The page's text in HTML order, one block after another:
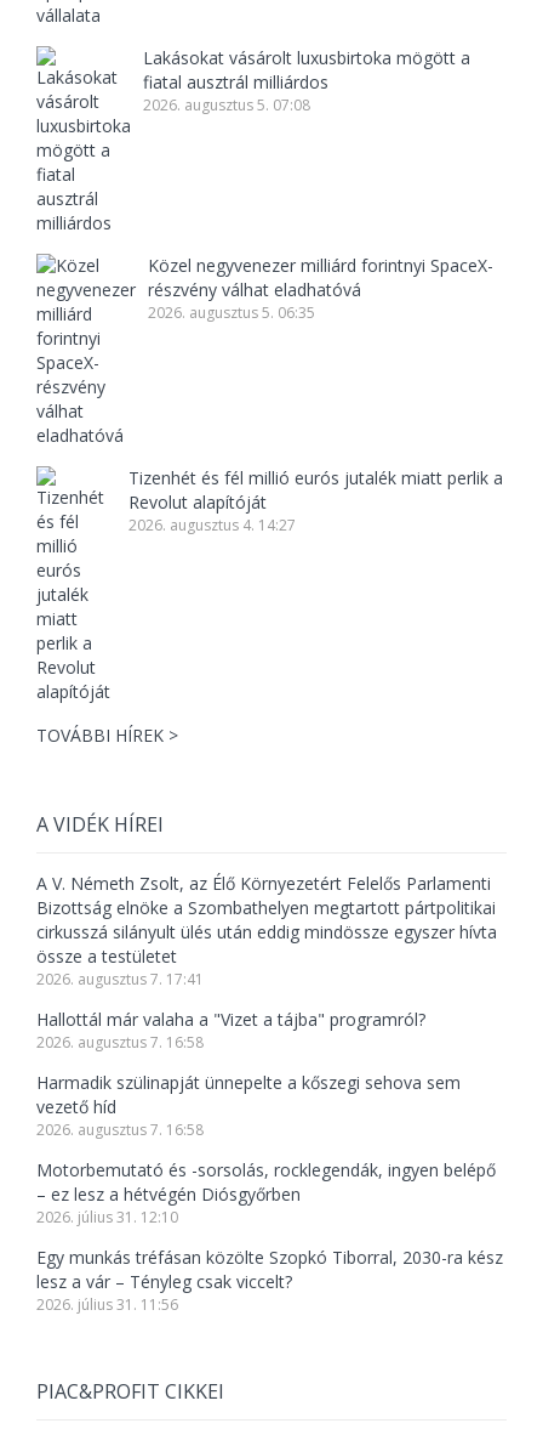
Lakásokat vásárolt luxusbirtoka mögött a
fiatal ausztrál milliárdos
2026. augusztus 5. 07:08
Közel negyvenezer milliárd forintnyi SpaceX-
részvény válhat eladhatóvá
2026. augusztus 5. 06:35
Tizenhét és fél millió eurós jutalék miatt perlik a
Revolut alapítóját
2026. augusztus 4. 14:27
TOVÁBBI HÍREK >
A VIDÉK HÍREI
A V. Németh Zsolt, az Élő Környezetért Felelős Parlamenti
Bizottság elnöke a Szombathelyen megtartott pártpolitikai
cirkusszá silányult ülés után eddig mindössze egyszer hívta
össze a testületet
2026. augusztus 7. 17:41
Hallottál már valaha a "Vizet a tájba" programról?
2026. augusztus 7. 16:58
Harmadik szülinapját ünnepelte a kőszegi sehova sem
vezető híd
2026. augusztus 7. 16:58
Motorbemutató és -sorsolás, rocklegendák, ingyen belépő
– ez lesz a hétvégén Diósgyőrben
2026. július 31. 12:10
Egy munkás tréfásan közölte Szopkó Tiborral, 2030-ra kész
lesz a vár – Tényleg csak viccelt?
2026. július 31. 11:56
PIAC&PROFIT CIKKEI